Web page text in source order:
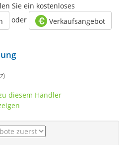
Sie ein kostenloses
oder Verkaufsangebot
diesem Händler